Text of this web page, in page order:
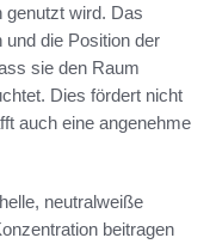
genutzt wird. Das
und die Position der
sie den Raum
Dies fördert nicht
auch eine angenehme
neutralweiße
beitragen